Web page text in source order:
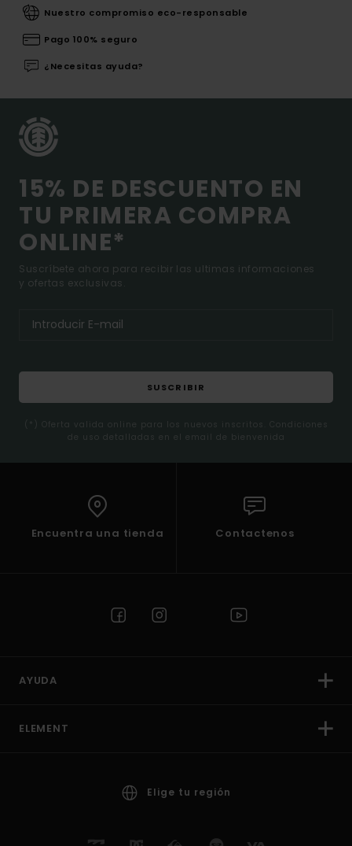
Nuestro compromiso eco-responsable
Pago 100% seguro
¿Necesitas ayuda?
15% DE DESCUENTO EN
TU PRIMERA COMPRA
ONLINE*
Suscríbete ahora para recibir las ultimas informaciones
y ofertas exclusivas.
SUSCRIBIR
(*) Oferta valida online para los nuevos inscritos. Condiciones
de uso detalladas en el email de bienvenida
Encuentra una tienda Contactenos
AYUDA
ELEMENT
Elige tu región